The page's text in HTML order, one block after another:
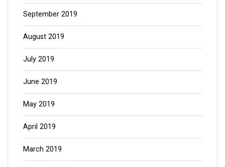
September 2019
August 2019
July 2019
June 2019
May 2019
April 2019
March 2019